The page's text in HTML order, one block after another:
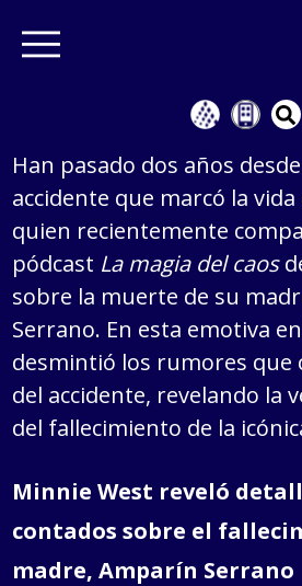
Han pasado dos años
accidente que marcó la
quien recientemente
pódcast La magia del caos
sobre la muerte de su
Serrano. En esta emotiva
desmintió los rumores que
del accidente, revelando la
del fallecimiento de la
Minnie West reveló
contados sobre el
madre, Amparín Serrano